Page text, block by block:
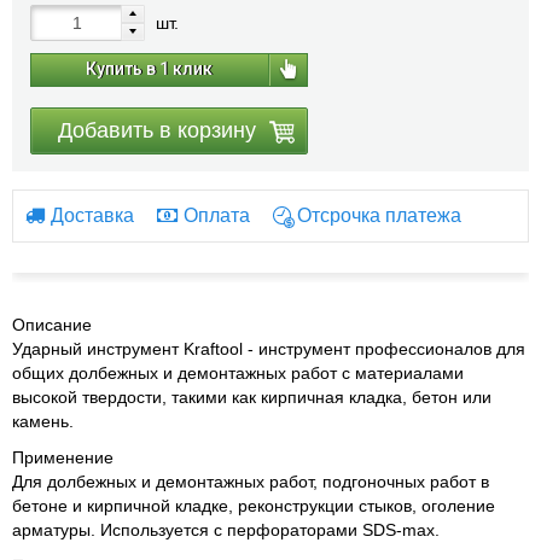
шт.
Купить в 1 клик
Добавить в корзину
Доставка Оплата Отсрочка платежа
Описание
Ударный инструмент Kraftool - инструмент профессионалов для
общих долбежных и демонтажных работ с материалами
высокой твердости, такими как кирпичная кладка, бетон или
камень.
Применение
Для долбежных и демонтажных работ, подгоночных работ в
бетоне и кирпичной кладке, реконструкции стыков, оголение
арматуры. Используется с перфораторами SDS-max.